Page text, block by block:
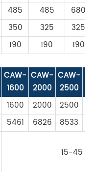
485 485
680
350 325
325
190 190 190
CAW-
1600
CAW-
2000
CAW-
2500
1600 2000 2500
5461 6826 8533
15-45